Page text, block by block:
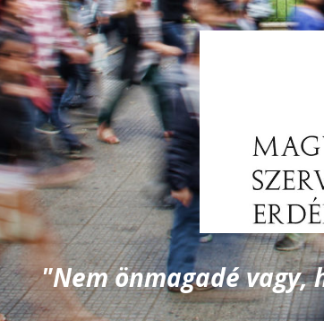
"Nem önmagadé vagy,